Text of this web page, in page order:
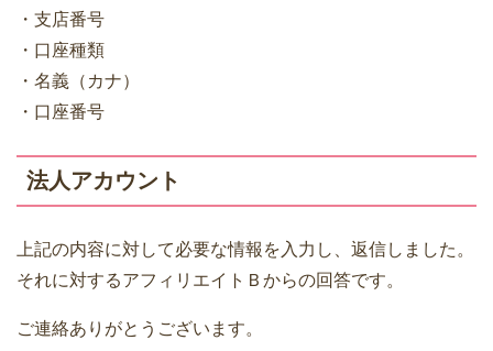
・支店番号
・口座種類
・名義（カナ）
・口座番号
法人アカウント
上記の内容に対して必要な情報を入力し、返信しました。
それに対するアフィリエイトＢからの回答です。
ご連絡ありがとうございます。